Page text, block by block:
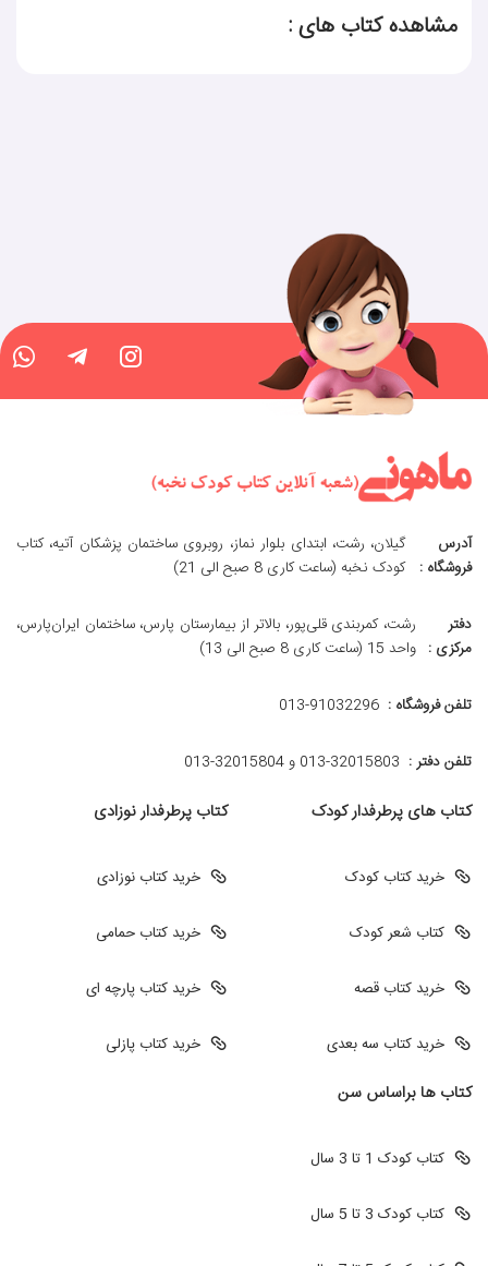
مشاهده کتاب های :
آدرس
فروشگاه :
گیلان، رشت، ابتدای بلوار نماز، روبروی ساختمان پزشکان آتیه، کتاب
کودک نخبه (ساعت کاری 8 صبح الی 21)
دفتر
مرکزی :
رشت، کمربندی قلی‌پور، بالاتر از بیمارستان پارس، ساختمان ایران‌پارس،
واحد 15 (ساعت کاری 8 صبح الی 13)
تلفن فروشگاه : 013-91032296
تلفن دفتر : 013-32015803 و 32015804-013
کتاب های پرطرفدار کودک
خرید کتاب کودک
کتاب شعر کودک
خرید کتاب قصه
خرید کتاب سه بعدی
کتاب پرطرفدار نوزادی
خرید کتاب نوزادی
خرید کتاب حمامی
خرید کتاب پارچه ای
خرید کتاب پازلی
کتاب ها براساس سن
کتاب کودک 1 تا 3 سال
کتاب کودک 3 تا 5 سال